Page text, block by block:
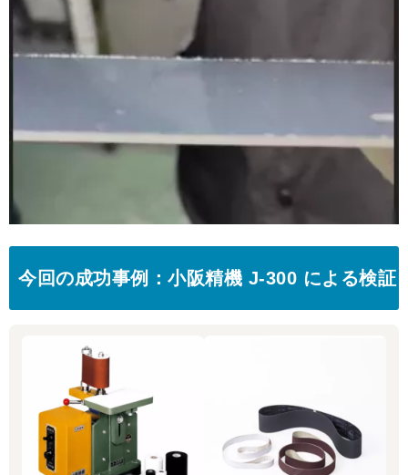
今回の成功事例：小阪精機 J-300 による検証